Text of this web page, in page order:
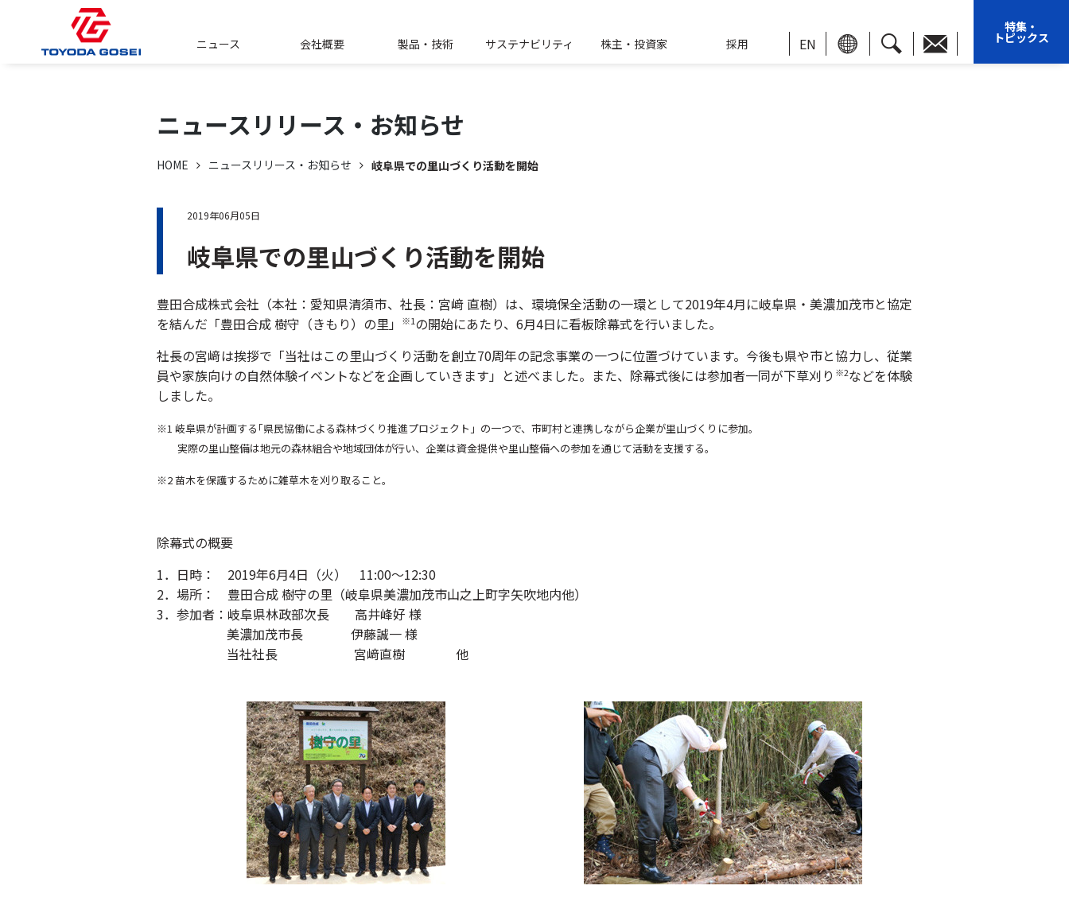
ニュース 会社概要 製品・技術 サステナビリティ 株主・投資家 採用 EN
特集・
トピックス
ニュースリリース・ お知らせ
HOME ニュースリリース・お知らせ 岐阜県での里山づくり活動を開始
2019年06月05日
岐阜県での里山づくり活動を開始
豊田合成株式会社（本社：愛知県清須市、社長：宮﨑 直樹）は、環境保全活動の一環として2019年4月に岐阜県・美濃加茂市と協定
を結んだ「豊田合成 樹守（きもり）の里」
※1の開始にあたり、6月4日に看板除幕式を行いました。
社長の宮﨑は挨拶で「当社はこの里山づくり活動を創立70周年の記念事業の一つに位置づけています。今後も県や市と協力し、従業
員や家族向けの自然体験イベントなどを企画していきます」と述べました。また、除幕式後には参加者一同が下草刈り ※2などを体験
しました。
※1 岐阜県が計画する｢県民協働による森林づくり推進プロジェクト」の一つで、市町村と連携しながら企業が里山づくりに参加。
実際の里山整備は地元の森林組合や地域団体が行い、企業は資金提供や里山整備への参加を通じて活動を支援する。
※2 苗木を保護するために雑草木を刈り取ること。
除幕式の概要
1．日時： 2019年6月4日（火） 11:00～12:30
2．場所： 豊田合成 樹守の里（岐阜県美濃加茂市山之上町字矢吹地内他）
3．参加者：岐阜県林政部次長 高井峰好 様
美濃加茂市長 伊藤誠一 様
当社社長 宮﨑直樹 他